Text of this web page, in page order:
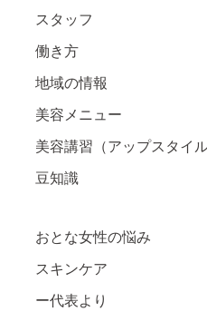
スタッフ
働き方
地域の情報
美容メニュー
美容講習（アップスタイル
豆知識
おとな女性の悩み
スキンケア
ー代表より